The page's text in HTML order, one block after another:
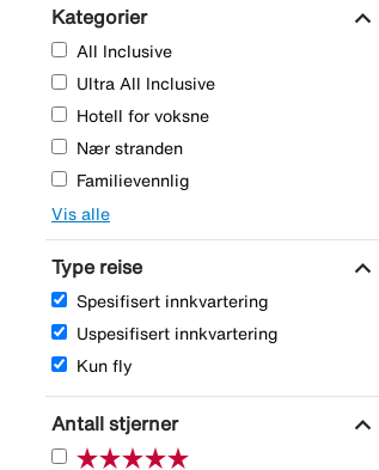
Kategorier expand_more
All Inclusive
Ultra All Inclusive
Hotell for voksne
Nær stranden
Familievennlig
Vis alle
Type reise expand_more
Spesifisert innkvartering
Uspesifisert innkvartering
Kun fly
Antall stjerner expand_more